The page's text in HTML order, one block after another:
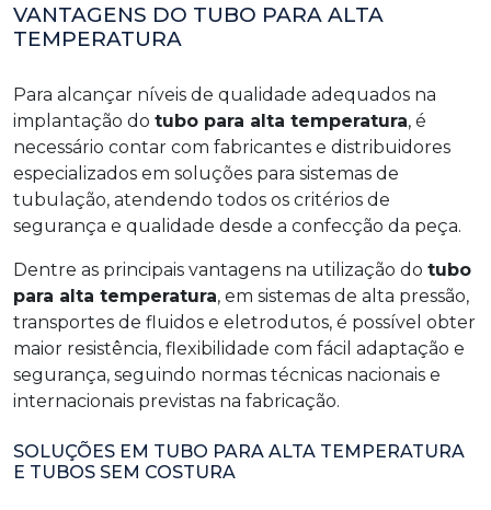
VANTAGENS DO TUBO PARA ALTA
TEMPERATURA
Para alcançar níveis de qualidade adequados na
implantação do tubo para alta temperatura, é
necessário contar com fabricantes e distribuidores
especializados em soluções para sistemas de
tubulação, atendendo todos os critérios de
segurança e qualidade desde a confecção da peça.
Dentre as principais vantagens na utilização do tubo
para alta temperatura, em sistemas de alta pressão,
transportes de fluidos e eletrodutos, é possível obter
maior resistência, flexibilidade com fácil adaptação e
segurança, seguindo normas técnicas nacionais e
internacionais previstas na fabricação.
SOLUÇÕES EM TUBO PARA ALTA TEMPERATURA
E TUBOS SEM COSTURA